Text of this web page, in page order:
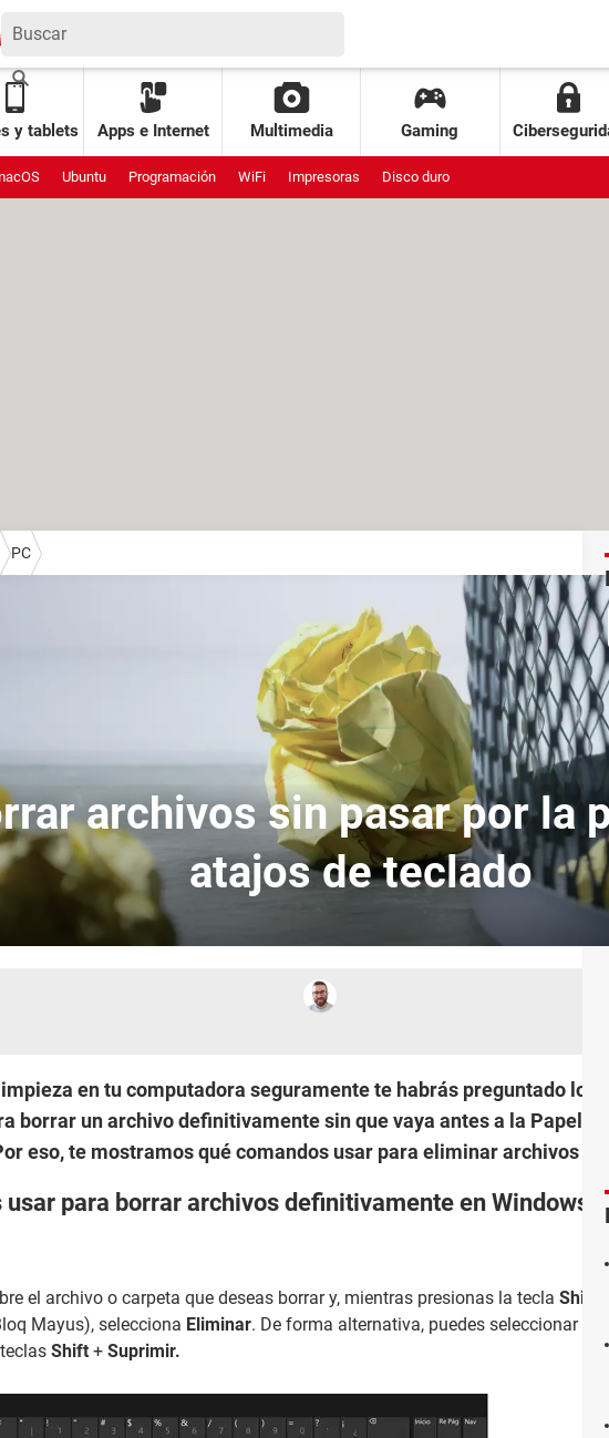
y tablets Apps e Internet Multimedia Gaming
Ubuntu Programación WiFi Impresoras Disco duro
PC
archivos sin pasar por la
atajos de teclado
en tu computadora seguramente te habrás preguntado lo
borrar un archivo definitivamente sin que vaya antes a la
eso, te mostramos qué comandos usar para eliminar archivos de
usar para borrar archivos definitivamente en Windows?
el archivo o carpeta que deseas borrar y, mientras presionas la tecla Shift
Mayus), selecciona Eliminar. De forma alternativa, puedes seleccionar el
Shift + Suprimir.